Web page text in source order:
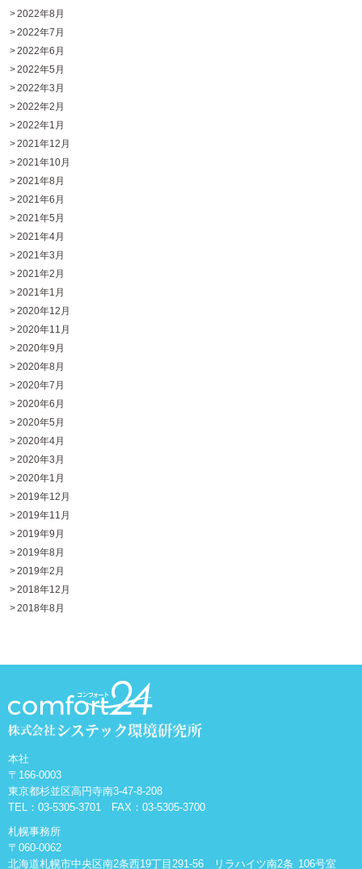
2022年8月
2022年7月
2022年6月
2022年5月
2022年3月
2022年2月
2022年1月
2021年12月
2021年10月
2021年8月
2021年6月
2021年5月
2021年4月
2021年3月
2021年2月
2021年1月
2020年12月
2020年11月
2020年9月
2020年8月
2020年7月
2020年6月
2020年5月
2020年4月
2020年3月
2020年1月
2019年12月
2019年11月
2019年9月
2019年8月
2019年2月
2018年12月
2018年8月
本社
〒166-0003
東京都杉並区高円寺南3-47-8-208
TEL： 03-5305-3701 FAX：03-5305-3700
札幌事務所
〒060-0062
北海道札幌市中央区南2条西19丁目291-56 リラハイツ南2条 106号室